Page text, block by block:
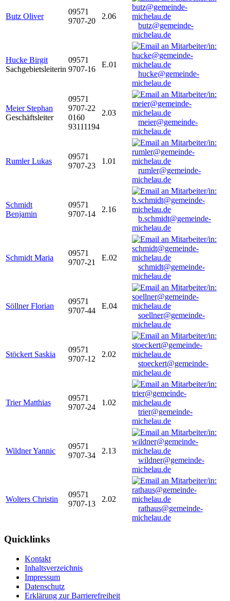
Butz Oliver
09571
9707-20
2.06
butz@gemeinde-
michelau.de
Hucke Birgit
Sachgebietsleiterin
09571
9707-16
E.01
hucke@gemeinde-
michelau.de
Meier Stephan
Geschäftsleiter
09571
9707-22
0160
93111194
2.03
meier@gemeinde-
michelau.de
Rumler Lukas
09571
9707-23
1.01
rumler@gemeinde-
michelau.de
Schmidt
Benjamin
09571
9707-14
2.16
b.schmidt@gemeinde-
michelau.de
Schmidt Maria
09571
9707-21
E.02
schmidt@gemeinde-
michelau.de
Söllner Florian
09571
9707-44
E.04
soellner@gemeinde-
michelau.de
Stöckert Saskia
09571
9707-12
2.02
stoeckert@gemeinde-
michelau.de
Trier Matthias
09571
9707-24
1.02
trier@gemeinde-
michelau.de
Wildner Yannic
09571
9707-34
2.13
wildner@gemeinde-
michelau.de
Wolters Christin
09571
9707-13
2.02
rathaus@gemeinde-
michelau.de
Quicklinks
Kontakt
Inhaltsverzeichnis
Impressum
Datenschutz
Erklärung zur Barrierefreiheit